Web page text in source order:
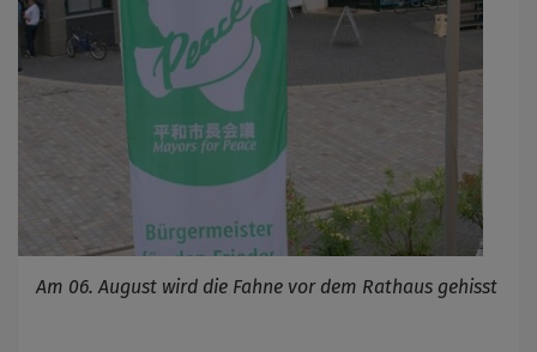
Am 06. August wird die Fahne vor dem Rathaus gehisst